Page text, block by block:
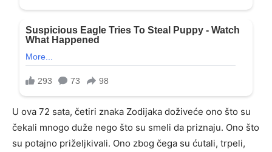
U ova 72 sata, četiri znaka Zodijaka doživeće ono što su
čekali mnogo duže nego što su smeli da priznaju. Ono što
su potajno priželjkivali. Ono zbog čega su ćutali, trpeli,